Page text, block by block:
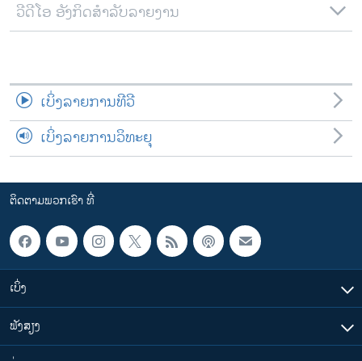
ວີດີໂອ ອັງກິດສຳລັບລາຍງານ
ເບິ່ງລາຍການທີວີ
ເບິ່ງລາຍການວິທະຍຸ
ຕິດຕາມພວກເຮົາ ທີ່
ເບິ່ງ
ຟັງສຽງ